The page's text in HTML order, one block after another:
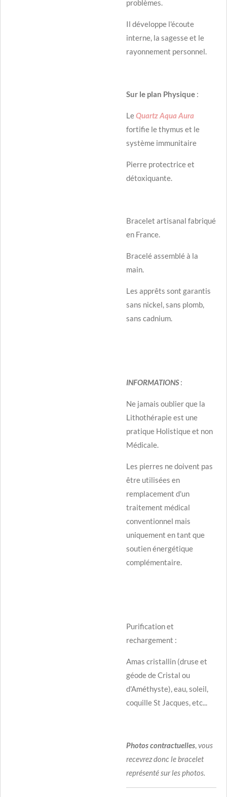
problèmes.
Il développe l'écoute
interne, la sagesse et le
rayonnement personnel.
Sur le plan Physique :
LeQuartz Aqua Aura
fortifie le thymus et le
système immunitaire
Pierre protectrice et
détoxiquante.
Bracelet artisanal fabriqué
en France.
Bracelé assemblé à la
main.
Les apprêts sont garantis
sans nickel, sans plomb,
sans cadnium.
INFORMATIONS:
Ne jamais oublier que la
Lithothérapie est une
pratique Holistique et non
Médicale.
Les pierres ne doivent pas
être utilisées en
remplacement d'un
traitement médical
conventionnel mais
uniquement en tant que
soutien énergétique
complémentaire.
Purification et
rechargement :
Amas cristallin (druse et
géode de Cristal ou
d'Améthyste), eau, soleil,
coquille St Jacques, etc...
Photos contractuelles,vous
recevrez donc le bracelet
représenté sur les photos.